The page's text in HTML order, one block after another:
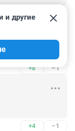
–5
+8 –1
и другие
+4 –1